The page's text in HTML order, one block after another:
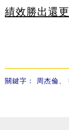
績效勝出還
關鍵字： 周杰倫